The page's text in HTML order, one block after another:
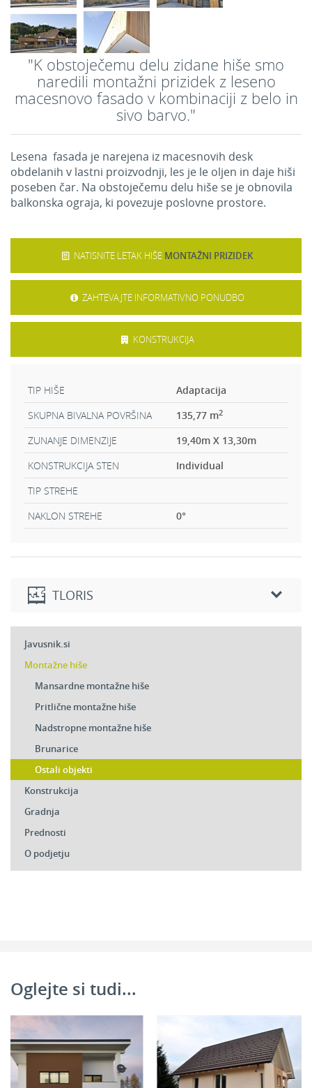
"K obstoječemu delu zidane hiše smo
naredili montažni prizidek z leseno
macesnovo fasado v kombinaciji z belo in
sivo barvo."
Lesena fasada je narejena iz macesnovih desk
obdelanih v lastni proizvodnji, les je le oljen in daje hiši
poseben čar. Na obstoječemu delu hiše se je obnovila
balkonska ograja, ki povezuje poslovne prostore.
NATISNITE LETAK HIŠE MONTAŽNI PRIZIDEK
ZAHTEVAJTE INFORMATIVNO PONUDBO
KONSTRUKCIJA
TIP HIŠE
Adaptacija
SKUPNA BIVALNA POVRŠINA
135,77 m2
ZUNANJE DIMENZIJE
19,40m X 13,30m
KONSTRUKCIJA STEN
Individual
TIP STREHE
NAKLON STREHE
0°
TLORIS
Javusnik.si
Montažne hiše
Mansardne montažne hiše
Pritlične montažne hiše
Nadstropne montažne hiše
Brunarice
Ostali objekti
Konstrukcija
Gradnja
Prednosti
O podjetju
Oglejte si tudi...